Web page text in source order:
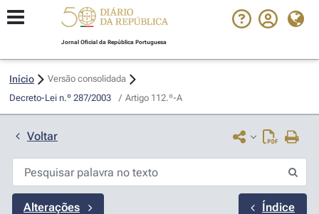
Jornal Oficial da República Portuguesa
Início
Versão consolidada
Decreto-Lei n.º 287/2003
/ Artigo 112.º-A
Voltar
Alterações Índice